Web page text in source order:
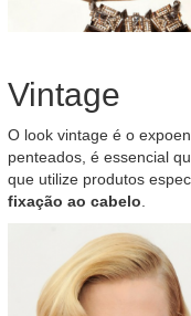
Vintage
O look vintage é o
penteados, é essencial
que utilize produtos
fixação ao cabelo